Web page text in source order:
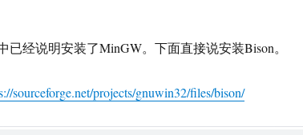
已经说明安装了MinGW。下面直接说安装Bison。
sourceforge.net/projects/gnuwin32/files/bison/